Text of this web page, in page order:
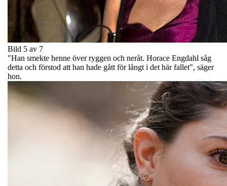
Bild 5 av 7
"Han smekte henne över ryggen och neråt. Horace Engdahl såg
detta och förstod att han hade gått för långt i det här fallet", säger
hon.